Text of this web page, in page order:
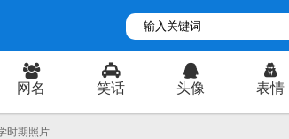
网名 笑话 头像 表情
时期照片